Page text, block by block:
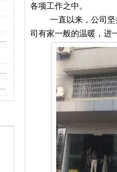
全国质检系统检验检测认证机构整合指导意见出台
国务院强调建认证和检验检测业信用体系管理
落实职业病危害防治主体责任全省职业卫生监管工作座谈会在九江召开
各项工作之中。
一直以来，公司
司有家一般的温暖，进